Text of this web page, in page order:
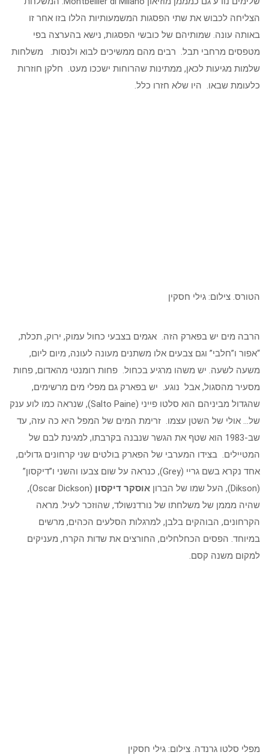
הצליחה לכבוש את שתי הפסגות המשמעותיות הללו בזו אחר זו
באותה עונה. שמותיהם של כובשי הפסגות, נישא בהערצה בפי
מטפסים מרחבי תבל. רבים מהם ממשיכים לבוא ולנסות. משלחות
שלמות מגיעות לכאן, ממתינות שהרוחות ישככו מעט. חלקן חוזרות
כלעומת שבאו. היו שלא חזרו כלל.
הטורס. צילום: גילי חסקין
הרבה מים יש בפארק הזה. אגמים בצבעי כחול עמוק, ירוק, תכלת,
“אפור ו”חלבי” וגם צבעים אלו משתנים מעונה לעונה, מיום ליום,
משעה לשעה. יש משהו מרגיע בכחול. פחות רומנטי מהאדום, פחות
מסעיר מהסגול, אבל נוגע. יש בפארק גם מפלי מים מרשימים,
שהגדול מביניהם הוא סלטו פייני (Salto Paine), שנראה כמו לוע ענק
של… אולי של השטן עצמו. זרימת המים של המפל היא כה עזה, עד
שב-1983 הוא שטף את הגשר שנבנה בקרבתו, למגינת לבם של
המטיילים. בצידו המערבי של הפארק בולטים שני קרחונים גדולים,
אחד נקרא בשם גריי (Grey), כנראה על שום צבעו והשני ו”דיקסון”
(Dikson), העל שמו של הברון
אוסקר דיקסון
(Oscar Dickson),
שהיה מממן של משלחתו של נורדנשולד, שהוזכר לעיל. מראה
הקרחונים, הבוהקים בלבן, למרגלות הסלעים הכהים, מרשים
במיוחד. הפסים הכחלחלים, החורצים את שדות הקרח, מעניקים
למקום משנה קסם.
מפלי סלטו גרנדה. צילום: גילי חסקין